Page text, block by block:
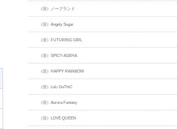
（旧）ノーブランド
（旧）Angely Sugar
（旧）FUTURING GIRL
（旧）SPICY AGEHA
（旧）HAPPY RAINBOW
（旧）LoLi GoThiC
（旧）Aurora Fantasy
（旧）LOVE QUEEN